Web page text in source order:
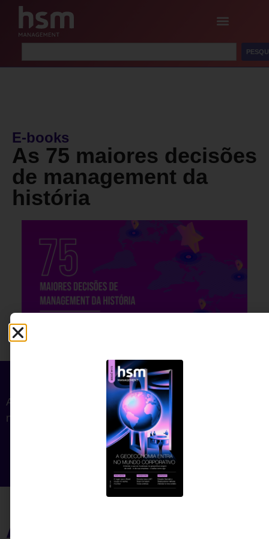
E-books
As 75 maiores decisões
de management da
história
As principais iniciativas que ajudaram a definir a
natureza do gerenciamento ao longo do tempo
As 75 maiores decisões